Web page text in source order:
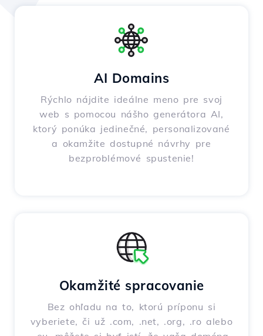
AI Domains
Rýchlo nájdite ideálne meno pre svoj
web s pomocou nášho generátora AI,
ktorý ponúka jedinečné, personalizované
a okamžite dostupné návrhy pre
bezproblémové spustenie!
Okamžité spracovanie
Bez ohľadu na to, ktorú príponu si
vyberiete, či už .com, .net, .org, .ro alebo